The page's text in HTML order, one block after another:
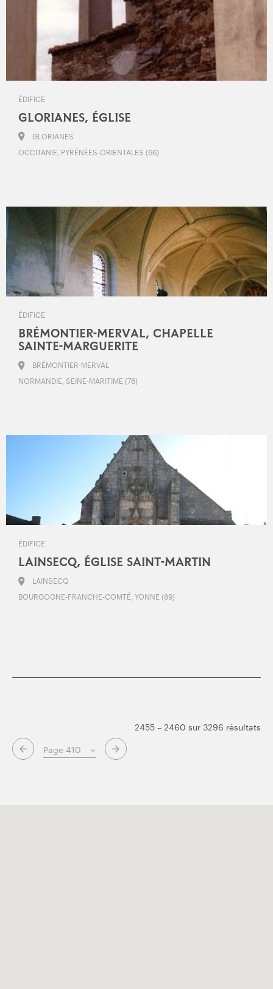
ÉDIFICE
GLORIANES, ÉGLISE
GLORIANES
OCCITANIE, PYRÉNÉES-ORIENTALES (66)
ÉDIFICE
BRÉMONTIER-MERVAL, CHAPELLE
SAINTE-MARGUERITE
BRÉMONTIER-MERVAL
NORMANDIE, SEINE-MARITIME (76)
ÉDIFICE
LAINSECQ, ÉGLISE SAINT-MARTIN
LAINSECQ
BOURGOGNE-FRANCHE-COMTÉ, YONNE (89)
Page suivante
2455 – 2460 sur 3296 résultats